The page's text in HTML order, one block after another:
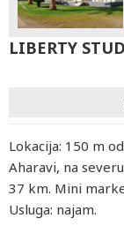
LIBERTY
Lokacija: 150 m
Aharavi, na
37 km. Mini
Usluga: najam.